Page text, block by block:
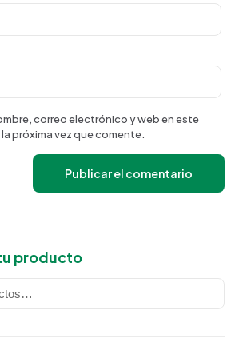
correo electrónico y web en este
próxima vez que comente.
producto